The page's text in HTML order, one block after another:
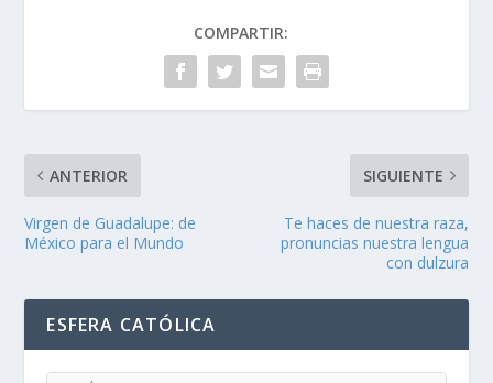
COMPARTIR:
ANTERIOR
Virgen de Guadalupe: de
México para el Mundo
SIGUIENTE
Te haces de nuestra raza,
pronuncias nuestra lengua
con dulzura
ESFERA CATÓLICA